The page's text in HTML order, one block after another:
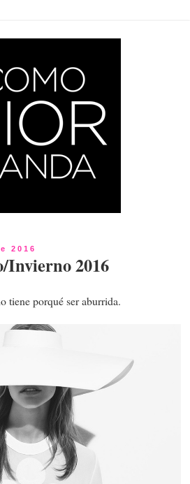
2016
Invierno 2016
tiene porqué ser aburrida.